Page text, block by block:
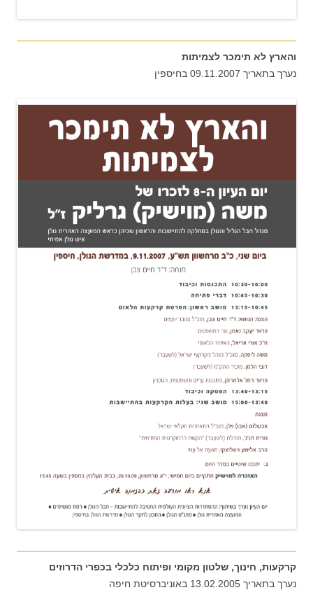
והארץ לא תימכר לצמיתות
נערך בתאריך 09.11.2007 בחיספין
קרקעות, חינוך, שלטון מקומי ופיתוח כלכלי בכפרי הדרוזים
נערך בתאריך 13.02.2005 באוניברסיטת חיפה